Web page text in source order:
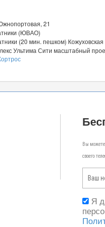
21
(ЮВАО)
(20 мин. пешком)
Ультима Сити масштабный
Вы
своего
Я